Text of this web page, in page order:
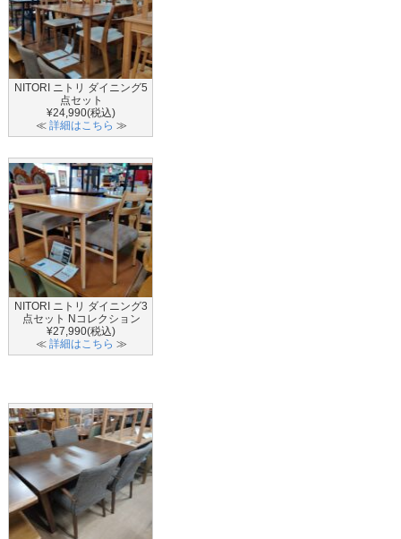
NITORI ニトリ ダイニング5
点セット
¥24,990(税込)
≪ 詳細はこちら ≫
NITORI ニトリ ダイニング3
点セット Nコレクション
¥27,990(税込)
≪ 詳細はこちら ≫